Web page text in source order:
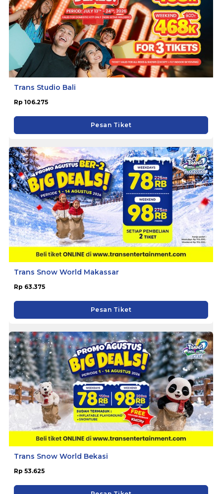
Trans Studio Bali
Rp 106.275
Pesan Tiket
Trans Snow World Makassar
Rp 63.375
Pesan Tiket
Trans Snow World Bekasi
Rp 53.625